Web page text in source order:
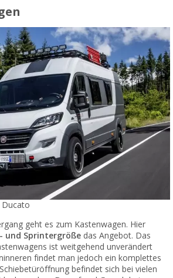
geht es zum Kastenwagen. Hier
und Sprintergröße das Angebot. Das
ist weitgehend unverändert
findet man jedoch ein komplettes
befindet sich bei vielen